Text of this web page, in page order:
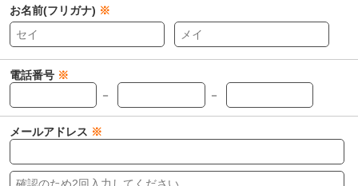
お名前(フリガナ) ※
電話番号 ※
－
－
メールアドレス ※